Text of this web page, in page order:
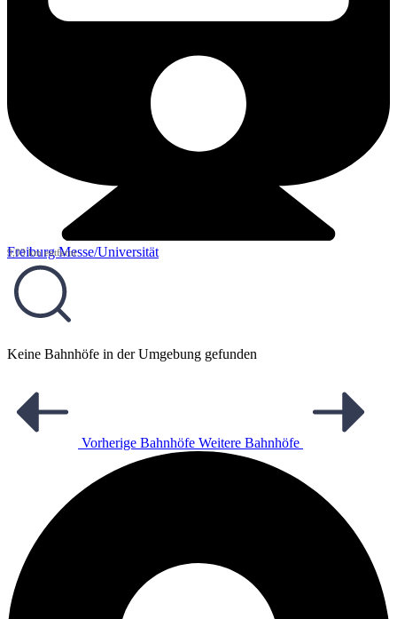
Freiburg Messe/Universität
9,03 km entfernt
Keine Bahnhöfe in der Umgebung gefunden
Vorherige Bahnhöfe Weitere Bahnhöfe